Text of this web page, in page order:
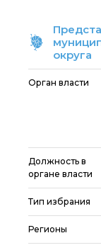
округа
Орган власти
Должность в
органе власти
Тип избрания
Регионы